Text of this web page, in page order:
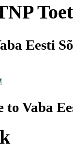
Eesti
to Vaba